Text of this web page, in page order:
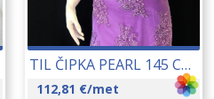
TIL ČIPKA PEARL 145 CM 16266
112,81 €/met